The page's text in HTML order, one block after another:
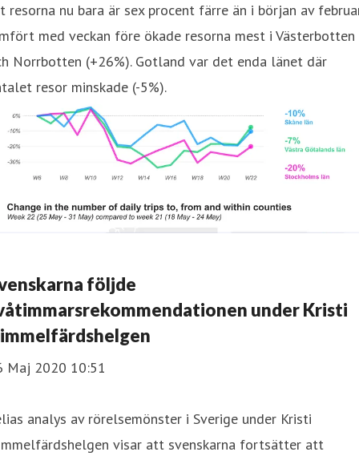
resorna nu bara är sex procent färre än i början av
med veckan före ökade resorna mest i Västerbotten
Norrbotten (+26%). Gotland var det enda länet där
resor minskade (-5%).
följde
under Kristi
Maj 2020 10:51
analys av rörelsemönster i Sverige under Kristi
visar att svenskarna fortsätter att